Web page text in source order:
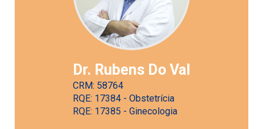
Dr. Rubens Do Val
CRM: 58764
RQE: 17384 - Obstetrícia
RQE: 17385 - Ginecologia